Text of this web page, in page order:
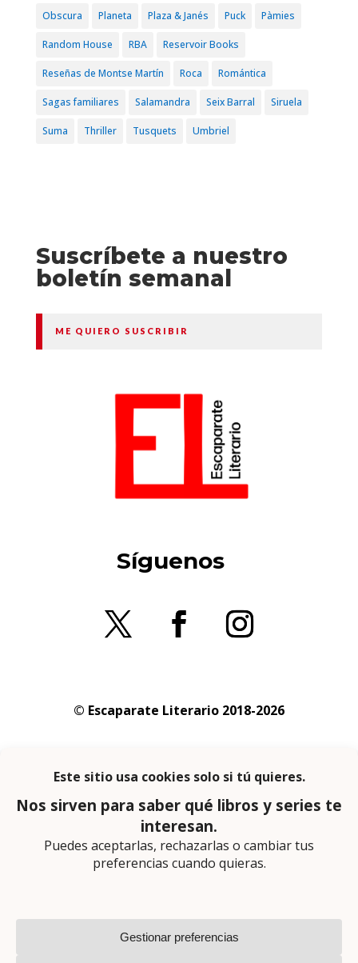
Obscura Planeta Plaza & Janés Puck Pàmies
Random House RBA Reservoir Books
Reseñas de Montse Martín Roca Romántica
Sagas familiares Salamandra Seix Barral Siruela
Suma Thriller Tusquets Umbriel
Suscríbete a nuestro
boletín semanal
ME QUIERO SUSCRIBIR
Síguenos
© Escaparate Literario 2018-2026
privacidad
En calidad de afiliado de Amazon obtengo
ingresos por las compras adscritas que